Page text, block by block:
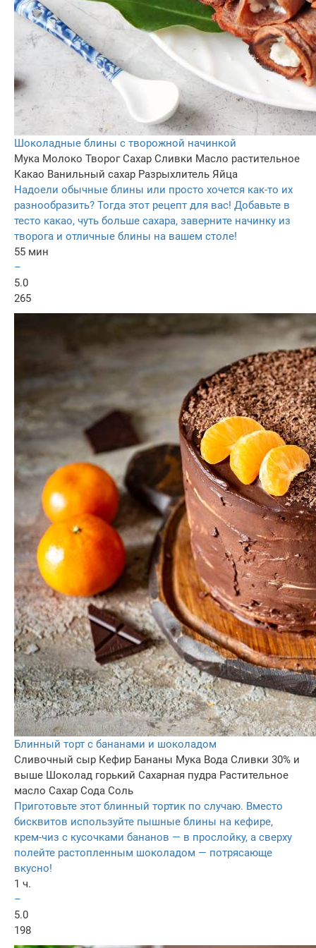
Шоколадные блины с творожной начинкой
Мука Молоко Творог Сахар Сливки Масло растительное
Какао Ванильный сахар Разрыхлитель Яйца
Надоели обычные блины или просто хочется как-то их
разнообразить? Тогда этот рецепт для вас! Добавьте в
тесто какао, чуть больше сахара, заверните начинку из
творога и отличные блины на вашем столе!
55 мин
–
5.0
265
Блинный торт с бананами и шоколадом
Сливочный сыр Кефир Бананы Мука Вода Сливки 30% и
выше Шоколад горький Сахарная пудра Растительное
масло Сахар Сода Соль
Приготовьте этот блинный тортик по случаю. Вместо
бисквитов используйте пышные блины на кефире,
крем-чиз с кусочками бананов — в прослойку, а сверху
полейте растопленным шоколадом — потрясающе
вкусно!
1 ч.
–
5.0
198